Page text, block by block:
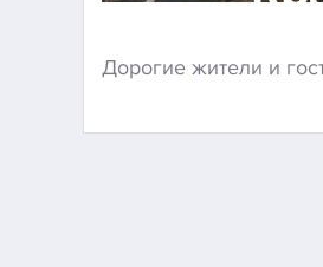
Дорогие жители и